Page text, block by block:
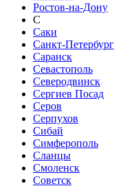
Ростов-на-Дону
С
Саки
Санкт-Петербург
Саранск
Севастополь
Северодвинск
Сергиев Посад
Серов
Серпухов
Сибай
Симферополь
Сланцы
Смоленск
Советск